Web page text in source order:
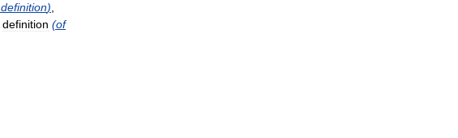
definition)
definition (of